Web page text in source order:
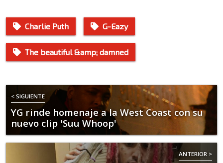
Charlie Puth G-Eazy
The beautiful &amp; damned
< SIGUIENTE
YG rinde homenaje a la West Coast con su
nuevo clip 'Suu Whoop'
ANTERIOR >